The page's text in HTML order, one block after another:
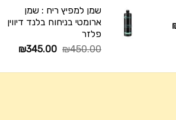
המחיר
שמן למפיץ ריח : שמן
ארומטי בניחוח בלנד דיווין
פלזר
₪450.00
המחיר
היה:
₪345.00
המחיר
הוא: